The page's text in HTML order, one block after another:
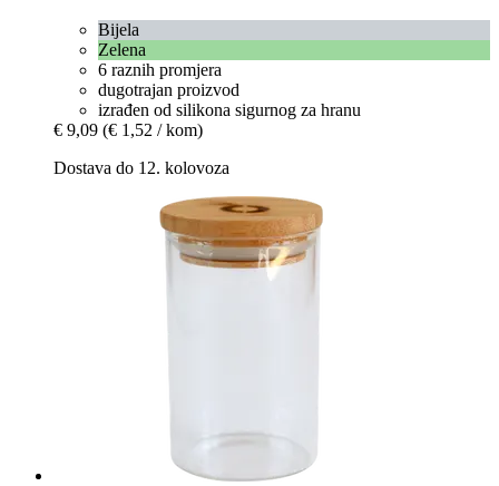
Bijela
Zelena
6 raznih promjera
dugotrajan proizvod
izrađen od silikona sigurnog za hranu
€ 9,09 (€ 1,52 / kom)
Dostava do 12. kolovoza